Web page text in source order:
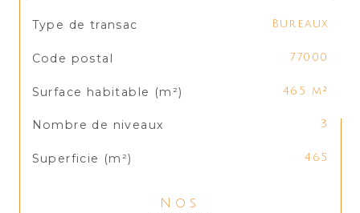
TRAD_SIROCCO_Caracteristique
Type de transac Bureaux
Code postal 77000
Surface habitable (m²) 465 m²
Nombre de niveaux 3
Superficie (m²) 465
Nos